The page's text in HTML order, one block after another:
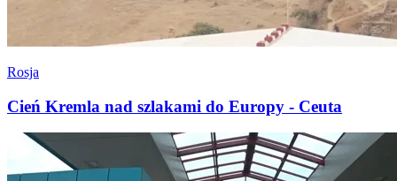
Rosja
Cień Kremla nad szlakami do Europy - Ceuta